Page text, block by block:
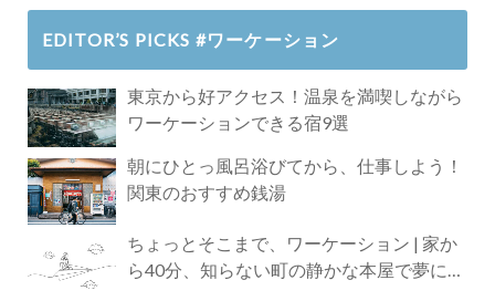
EDITOR’S PICKS #ワーケーション
東京から好アクセス！温泉を満喫しながら
ワーケーションできる宿9選
朝にひとっ風呂浴びてから、仕事しよう！
関東のおすすめ銭湯
ちょっとそこまで、ワーケーション | 家か
ら40分、知らない町の静かな本屋で夢に近